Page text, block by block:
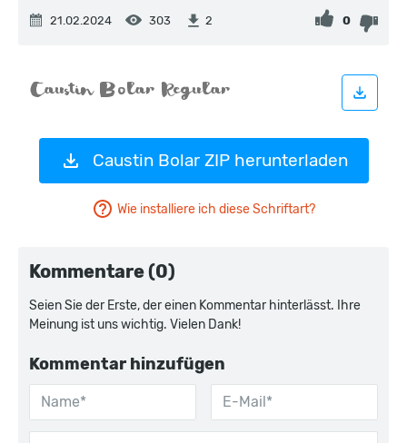
21.02.2024 303 2 0
Caustin Bolar ZIP herunterladen
Wie installiere ich diese Schriftart?
Kommentare (0)
Seien Sie der Erste, der einen Kommentar hinterlässt. Ihre
Meinung ist uns wichtig. Vielen Dank!
Kommentar hinzufügen